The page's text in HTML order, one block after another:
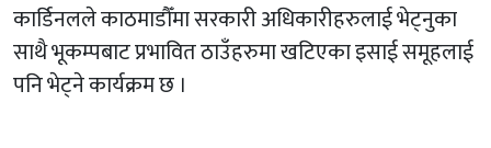
कार्डिनलले काठमाडौँमा सरकारी अधिकारीहरुलाई भेट्नुका
साथै भूकम्पबाट प्रभावित ठाउँहरुमा खटिएका इसाई समूहलाई
पनि भेट्ने कार्यक्रम छ ।